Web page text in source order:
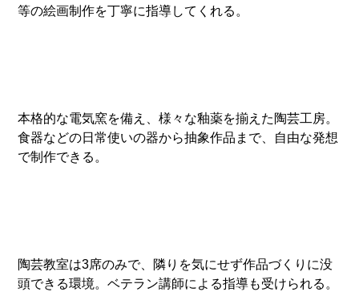
等の絵画制作を丁寧に指導してくれる。
本格的な電気窯を備え、様々な釉薬を揃えた陶芸工房。
食器などの日常使いの器から抽象作品まで、自由な発想
で制作できる。
陶芸教室は3席のみで、隣りを気にせず作品づくりに没
頭できる環境。ベテラン講師による指導も受けられる。